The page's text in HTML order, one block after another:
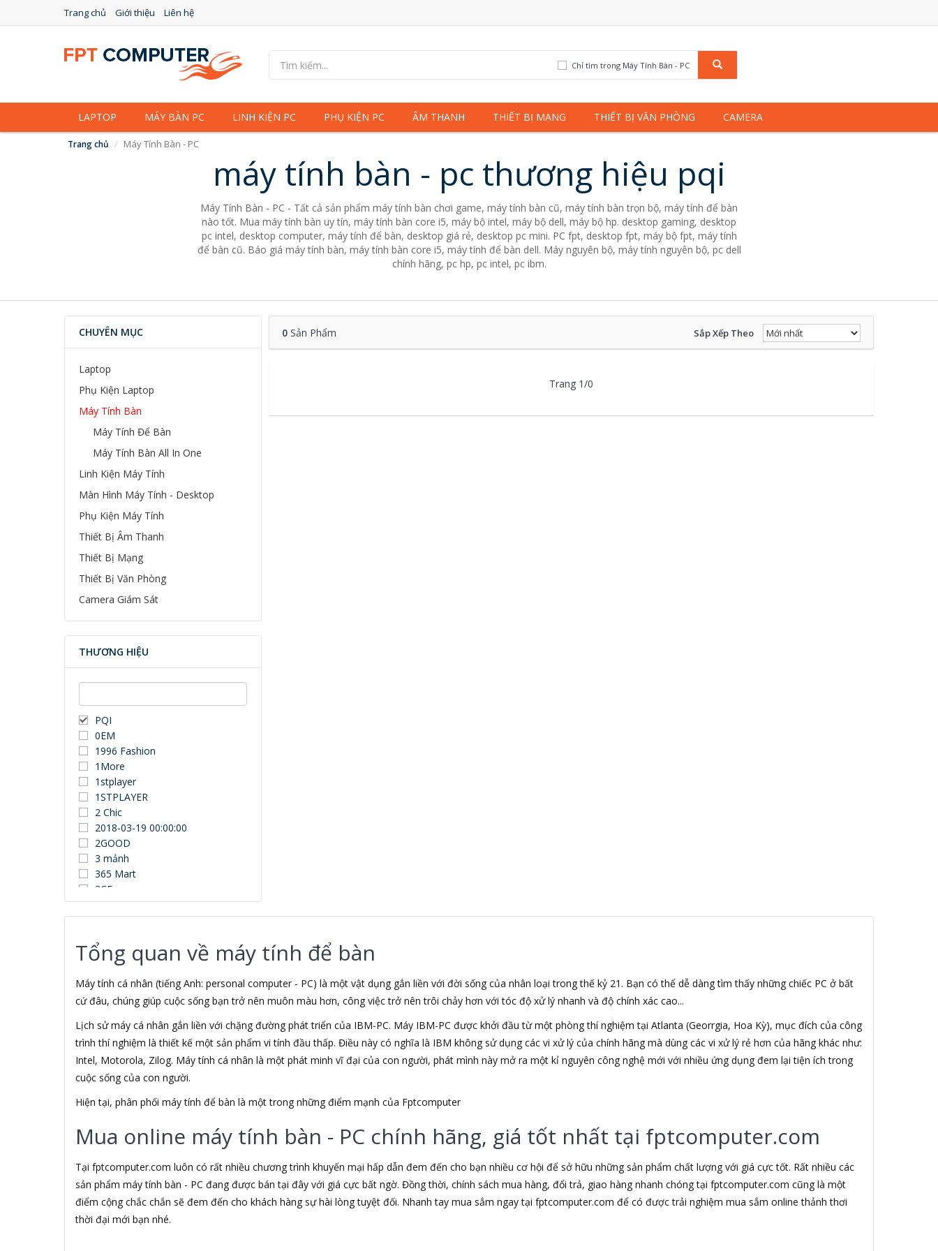
Trang chủ Giới thiệu Liên hệ
Chỉ tìm trong Máy Tính Bàn - PC
LAPTOP MÁY BÀN PC LINH KIỆN PC PHỤ KIỆN PC ÂM THANH THIẾT BỊ MẠNG THIẾT BỊ VĂN PHÒNG CAMERA
Trang chủ Máy Tính Bàn - PC
máy tính bàn - pc thương hiệu pqi
Máy Tính Bàn - PC - Tất cả sản phẩm máy tính bàn chơi game, máy tính bàn cũ, máy tính bàn trọn bộ, máy tính để bàn
nào tốt. Mua máy tính bàn uy tín, máy tính bàn core i5, máy bộ intel, máy bộ dell, máy bộ hp. desktop gaming, desktop
pc intel, desktop computer, máy tính để bàn, desktop giá rẻ, desktop pc mini. PC fpt, desktop fpt, máy bộ fpt, máy tính
để bàn cũ. Báo giá máy tính bàn, máy tính bàn core i5, máy tính để bàn dell. Máy nguyên bộ, máy tính nguyên bộ, pc dell
chính hãng, pc hp, pc intel, pc ibm.
CHUYÊN MỤC
Laptop
Phụ Kiện Laptop
Máy Tính Bàn
Máy Tính Để Bàn
Máy Tính Bàn All In One
Linh Kiện Máy Tính
Màn Hình Máy Tính - Desktop
Phụ Kiện Máy Tính
Thiết Bị Âm Thanh
Thiết Bị Mạng
Thiết Bị Văn Phòng
Camera Giám Sát
THƯƠNG HIỆU
PQI
0EM
1996 Fashion
1More
1stplayer
1STPLAYER
2 Chic
2018-03-19 00:00:00
2GOOD
3 mảnh
365 Mart
3CE
3Dconnexion
3DUN
3M
3NOD
3OneData
4D
5ASYSTEMS
7Gift Shop
8848
A 100+
A Bonne
A Brand
A & T
Aardvark
Abel
Abo
ACASIS
Acatel
Acbel
0Sản Phẩm Sắp Xếp Theo
Trang 1/0
Tổng quan về máy tính để bàn
Máy tính cá nhân (tiếng Anh: personal computer - PC) là một vật dụng gắn liền với đời sống của nhân loại trong thế kỷ 21. Bạn có thể dễ dàng tìm thấy những chiếc PC ở bất
cứ đâu, chúng giúp cuộc sống bạn trở nên muôn màu hơn, công việc trở nên trôi chảy hơn với tóc độ xử lý nhanh và độ chính xác cao...
Lịch sử máy cá nhân gắn liền với chặng đường phát triển của IBM-PC. Máy IBM-PC được khởi đầu từ một phòng thí nghiệm tại Atlanta (Georrgia, Hoa Kỳ), mục đích của công
trình thí nghiệm là thiết kế một sản phẩm vi tính đầu thấp. Điều này có nghĩa là IBM không sử dụng các vi xử lý của chính hãng mà dùng các vi xử lý rẻ hơn của hãng khác như:
Intel, Motorola, Zilog. Máy tính cá nhân là một phát minh vĩ đại của con người, phát mình này mở ra một kỉ nguyên công nghệ mới với nhiều ứng dụng đem lại tiện ích trong
cuộc sống của con người.
Hiện tại, phân phối máy tính để bàn là một trong những điểm mạnh của Fptcomputer
Mua online máy tính bàn - PC chính hãng, giá tốt nhất tại fptcomputer.com
Tại fptcomputer.com luôn có rất nhiều chương trình khuyến mại hấp dẫn đem đến cho bạn nhiều cơ hội để sở hữu những sản phẩm chất lượng với giá cực tốt. Rất nhiều các
sản phẩm máy tính bàn - PC đang được bán tại đây với giá cực bất ngờ. Đồng thời, chính sách mua hàng, đổi trả, giao hàng nhanh chóng tại fptcomputer.com cũng là một
điểm cộng chắc chắn sẽ đem đến cho khách hàng sự hài lòng tuyệt đối. Nhanh tay mua sắm ngay tại fptcomputer.com để có được trải nghiệm mua sắm online thảnh thơi
thời đại mới bạn nhé.